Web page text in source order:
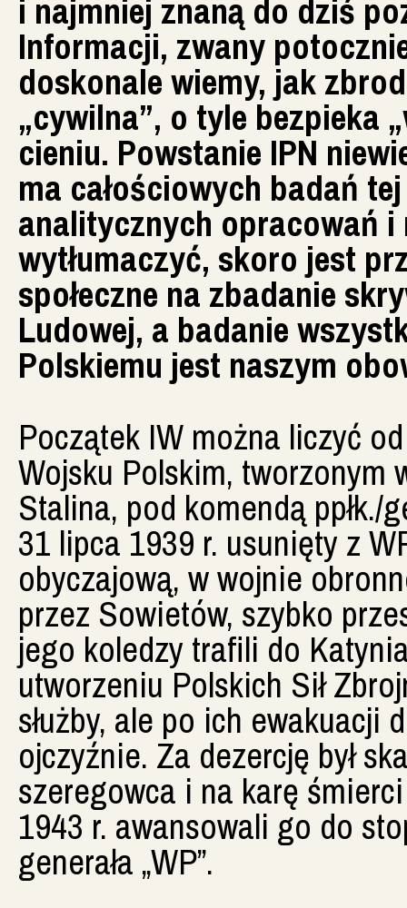
i najmniej znaną do dziś
Informacji, zwany
doskonale wiemy, jak
„cywilna”, o tyle bezpieka
cieniu. Powstanie IPN
ma całościowych badań
analitycznych opracowań
wytłumaczyć, skoro jest
społeczne na zbadanie
Ludowej, a badanie
Polskiemu jest naszym
Początek IW można liczyć
Wojsku Polskim, tworzonym
Stalina, pod komendą ppłk./
31 lipca 1939 r. usunięty z
obyczajową, w wojnie
przez Sowietów, szybko
jego koledzy trafili do
utworzeniu Polskich Sił
służby, ale po ich ewakuacji
ojczyźnie. Za dezercję był
szeregowca i na karę
1943 r. awansowali go do
generała „WP”.